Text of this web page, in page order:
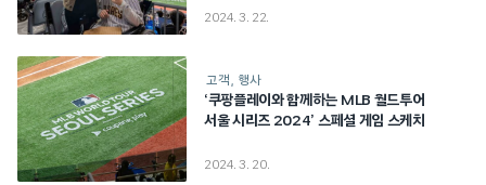
2024. 3. 22.
고객 행사
‘쿠팡플레이와 함께하는 MLB 월드투어
서울 시리즈 2024’ 스페셜 게임 스케치
2024. 3. 20.